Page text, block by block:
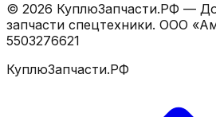
© 2026 КуплюЗапчасти.РФ —
запчасти спецтехники. ООО
5503276621
КуплюЗапчасти.РФ